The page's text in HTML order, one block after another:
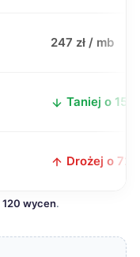
247 zł / mb
Taniej o 15 zł
Drożej o 72
120 wycen.